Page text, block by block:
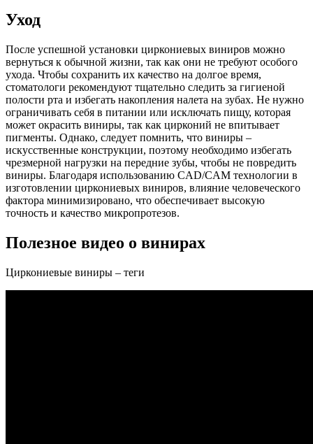
Уход
После успешной установки циркониевых виниров можно
вернуться к обычной жизни, так как они не требуют особого
ухода. Чтобы сохранить их качество на долгое время,
стоматологи рекомендуют тщательно следить за гигиеной
полости рта и избегать накопления налета на зубах. Не нужно
ограничивать себя в питании или исключать пищу, которая
может окрасить виниры, так как цирконий не впитывает
пигменты. Однако, следует помнить, что виниры –
искусственные конструкции, поэтому необходимо избегать
чрезмерной нагрузки на передние зубы, чтобы не повредить
виниры. Благодаря использованию CAD/CAM технологии в
изготовлении циркониевых виниров, влияние человеческого
фактора минимизировано, что обеспечивает высокую
точность и качество микропротезов.
Полезное видео о винирах
Циркониевые виниры – теги